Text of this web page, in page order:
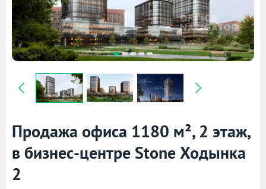
Продажа офиса 1180 м², 2 этаж,
в бизнес-центре Stone Ходынка
2